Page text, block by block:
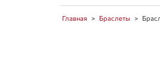
Главная > Браслеты >